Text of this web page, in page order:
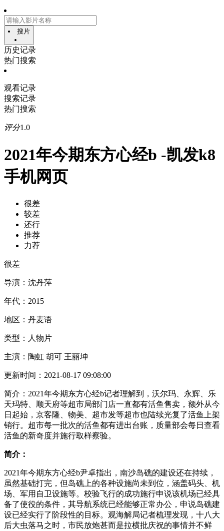
搜片
历史记录
热门搜索
观看记录
搜索记录
热门搜索
评分1.0
2021年今期东方心经b -凯发k8
手机网页
很差
较差
还行
推荐
力荐
很差
导演： 沈丹萍
年代： 2015
地区： 丹麦语
类型： 人物片
主演： 陶虹 胡可 王丽坤
更新时间： 2021-08-17 09:08:00
简介： 2021年今期东方心经b记者理解到，沃尔玛、永辉、乐
天玛特、顺天府等超市局部门店一直都有活鱼售卖，额外从今
日起始，京客隆、物美、超市发等超市也陆续光复了活鱼上架
销行。超市每一批次的活鱼都有进出台账，质量部会每日查看
活鱼的新奇度并施行取样察验。
简介：
2021年今期东方心经b尹卓指出，南沙岛礁的建设还在持续，
虽然基础打完，但岛礁上的各种设施尚未到位，涵盖码头、机
场、军用自卫设施等。校验飞行的成功施行申说该机场已经具
备了使役的条件，其导航系统已经能够正常办公，申说岛礁建
设已经实行了阶段性的目标。观海解局记者梳理发现，十八大
后大虫落马之时，市民放炮甚而是拉横批庆祝的事情并不鲜